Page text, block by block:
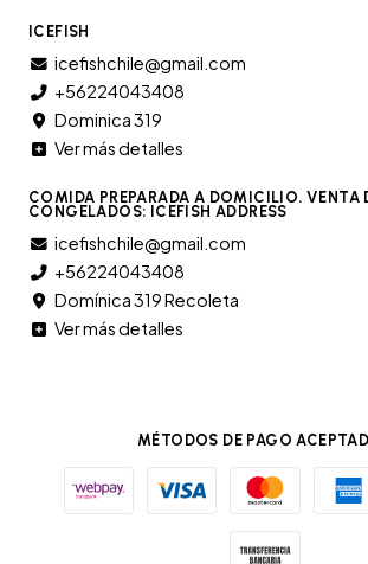
ICEFISH
icefishchile@gmail.com
+56224043408
Dominica 319
Ver más detalles
COMIDA PREPARADA A DOMICILIO. VENTA
CONGELADOS: ICEFISH ADDRESS
icefishchile@gmail.com
+56224043408
Domínica 319 Recoleta
Ver más detalles
MÉTODOS DE PAGO